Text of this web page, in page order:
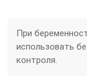
При
использовать
контроля.